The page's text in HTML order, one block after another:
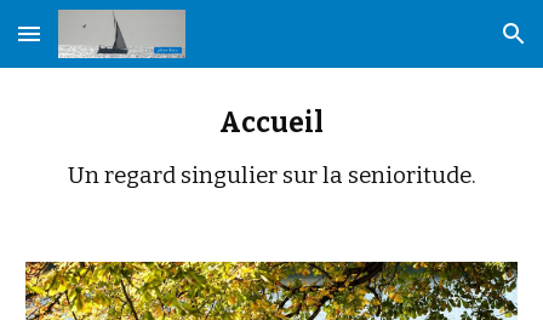
Skip to main content Skip to navigation
Accueil
Un regard singulier sur la senioritude.